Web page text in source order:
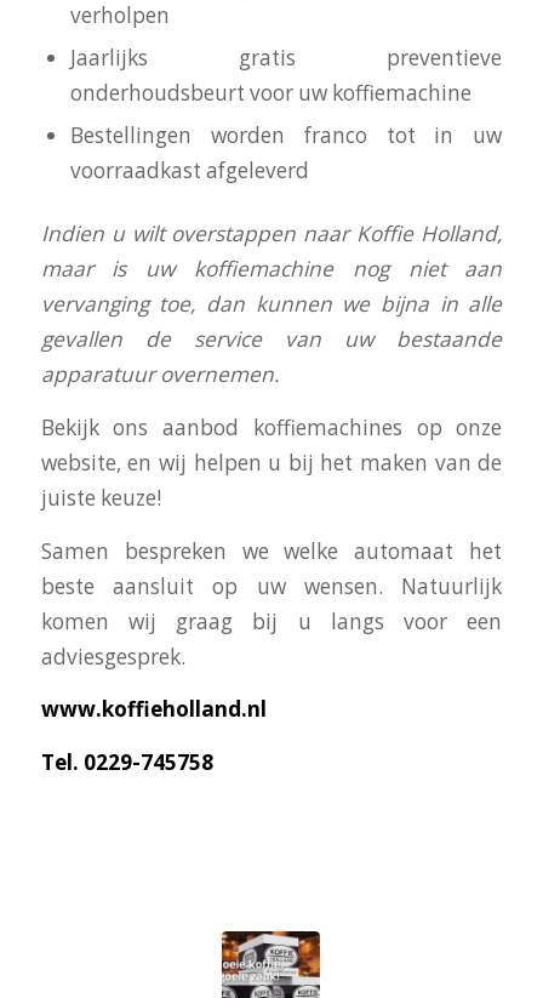
verholpen
Jaarlijks gratis preventieve
onderhoudsbeurt voor uw koffiemachine
Bestellingen worden franco tot in uw
voorraadkast afgeleverd
Indien u wilt overstappen naar Koffie Holland,
maar is uw koffiemachine nog niet aan
vervanging toe, dan kunnen we bijna in alle
gevallen de service van uw bestaande
apparatuur overnemen.
Bekijk ons aanbod koffiemachines op onze
website, en wij helpen u bij het maken van de
juiste keuze!
Samen bespreken we welke automaat het
beste aansluit op uw wensen. Natuurlijk
komen wij graag bij u langs voor een
adviesgesprek.
www.koffieholland.nl
Tel. 0229-745758